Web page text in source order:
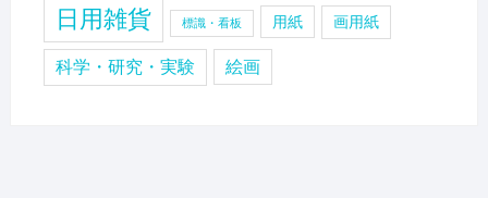
日用雑貨 標識・看板 用紙 画用紙
科学・研究・実験 絵画